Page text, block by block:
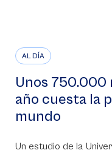
AL DÍA
Unos 750.000
año cuesta la
mundo
Un estudio de la